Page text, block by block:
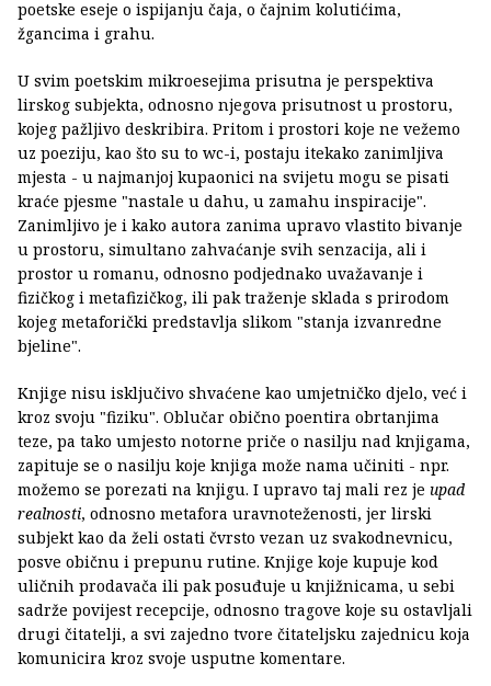
poetske eseje o ispijanju čaja, o čajnim kolutićima,
žgancima i grahu.
U svim poetskim mikroesejima prisutna je perspektiva
lirskog subjekta, odnosno njegova prisutnost u prostoru,
kojeg pažljivo deskribira. Pritom i prostori koje ne vežemo
uz poeziju, kao što su to wc-i, postaju itekako zanimljiva
mjesta - u najmanjoj kupaonici na svijetu mogu se pisati
kraće pjesme "nastale u dahu, u zamahu inspiracije".
Zanimljivo je i kako autora zanima upravo vlastito bivanje
u prostoru, simultano zahvaćanje svih senzacija, ali i
prostor u romanu, odnosno podjednako uvažavanje i
fizičkog i metafizičkog, ili pak traženje sklada s prirodom
kojeg metaforički predstavlja slikom "stanja izvanredne
bjeline".
Knjige nisu isključivo shvaćene kao umjetničko djelo, već i
kroz svoju "fiziku". Oblučar obično poentira obrtanjima
teze, pa tako umjesto notorne priče o nasilju nad knjigama,
zapituje se o nasilju koje knjiga može nama učiniti - npr.
možemo se porezati na knjigu. I upravo taj mali rez je upad
realnosti, odnosno metafora uravnoteženosti, jer lirski
subjekt kao da želi ostati čvrsto vezan uz svakodnevnicu,
posve običnu i prepunu rutine. Knjige koje kupuje kod
uličnih prodavača ili pak posuđuje u knjižnicama, u sebi
sadrže povijest recepcije, odnosno tragove koje su ostavljali
drugi čitatelji, a svi zajedno tvore čitateljsku zajednicu koja
komunicira kroz svoje usputne komentare.